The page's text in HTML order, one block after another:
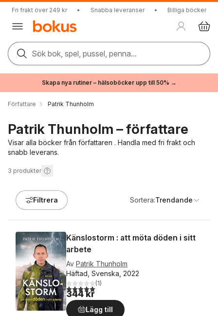
Fri frakt över 249 kr • Snabba leveranser • Billiga böcker
Sök bok, spel, pussel, penna...
Skapa nya rutiner – hälsoböcker upp till 50% →
Författare Patrik Thunholm
Patrik Thunholm – författare
Visar alla böcker från författaren . Handla med fri frakt och
snabb leverans.
3 produkter
Filtrera Sortera:Trendande
Känslostorm : att möta döden i sitt
arbete
Av Patrik Thunholm
Häftad, Svenska, 2022
5,0utav 5 stjärnor. Totalt antal röster:
(1)
344 kr
Lägg till